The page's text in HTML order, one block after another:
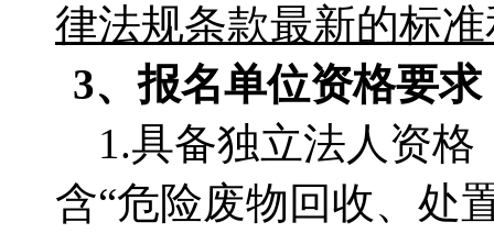
律法规条款最新的标
3、报名单位资格要求
1.具备独立法人资
含“危险废物回收、处